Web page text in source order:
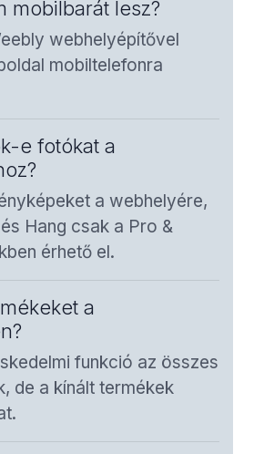
mobilbarát lesz?
webhelyépítővel
mobiltelefonra
e fotókat a
a webhelyére,
Hang csak a Pro &
érhető el.
a
funkció az összes
de a kínált termékek